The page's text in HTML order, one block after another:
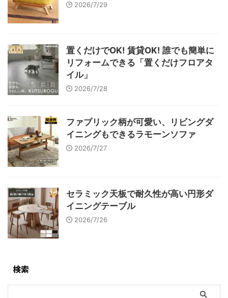
2026/7/29
置くだけでOK! 賃貸OK! 誰でも簡単に
リフォームできる「置くだけフロアタ
イル」
2026/7/28
ファブリック柄が可愛い、リビングダ
イニングもできるラモーンソファ
2026/7/27
セラミック天板で耐久性が高い円形ダ
イニングテーブル
2026/7/26
検索